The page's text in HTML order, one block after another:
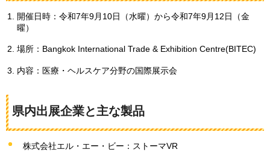
開催日時：令和7年9月10日（水曜）から令和7年9月12日（金
曜）
場所：Bangkok International Trade & Exhibition Centre(BITEC)
内容：医療・ヘルスケア分野の国際展示会
県内出展企業と主な製品
株式会社エル・エー・ビー：ストーマVR